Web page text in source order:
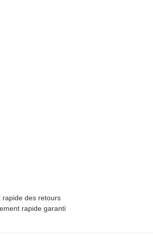
rapide des retours
rapide garanti